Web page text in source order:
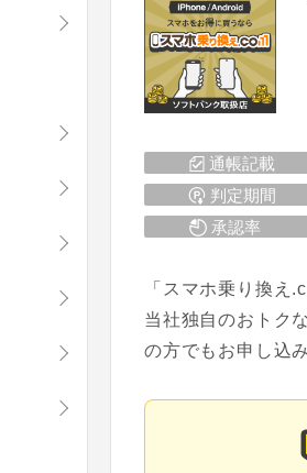
通帳記載
判定期間
承認率
「スマホ乗り換え
当社独自のおトク
の方でもお申し込